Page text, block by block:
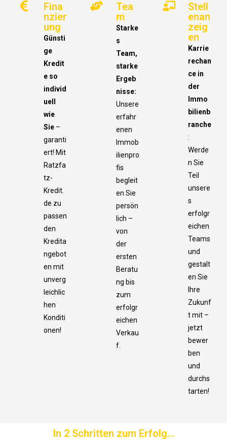
Fina
nzier
ung
Günsti
ge
Kredit
e so
individ
uell
wie
Sie–
garanti
ert! Mit
Ratzfa
tz-
Kredit.
de zu
passen
den
Kredita
ngebot
en mit
unverg
leichlic
hen
Konditi
onen!
Tea
m
Starke
s
Team,
starke
Ergeb
nisse:
Unsere
erfahr
enen
Immob
ilienpro
fis
begleit
en Sie
persön
lich –
von
der
ersten
Beratu
ng bis
zum
erfolgr
eichen
Verkau
f.
Stell
enan
zeig
en
Karrie
rechan
ce in
der
Immo
bilienb
ranche
:
Werde
n Sie
Teil
unsere
s
erfolgr
eichen
Teams
und
gestalt
en Sie
Ihre
Zukunf
t mit –
jetzt
bewer
ben
und
durchs
tarten!
In 2 Schritten zum Erfolg…